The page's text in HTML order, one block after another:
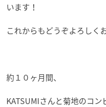
います！
これからもどうぞよろしく
約１０ヶ月間、
KATSUMIさんと菊地のコン